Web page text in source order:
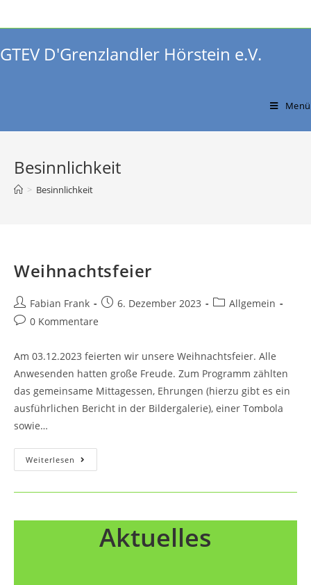
Inhalt
GTEV D'Grenzlandler Hörstein e.V.
Menü
Besinnlichkeit
> Besinnlichkeit
Weihnachtsfeier
Beitrags-
Autor:
Fabian Frank
Beitrag6. Dezember 2023
Beitrags-
Allgemein
Beitrags-
0 Kommentare
Am 03.12.2023 feierten wir unsere Weihnachtsfeier. Alle
Anwesenden hatten große Freude. Zum Programm zählten
das gemeinsame Mittagessen, Ehrungen (hierzu gibt es ein
ausführlichen Bericht in der Bildergalerie), einer Tombola
sowie…
Weiterlesen Weihnachtsfeier
Aktuelles